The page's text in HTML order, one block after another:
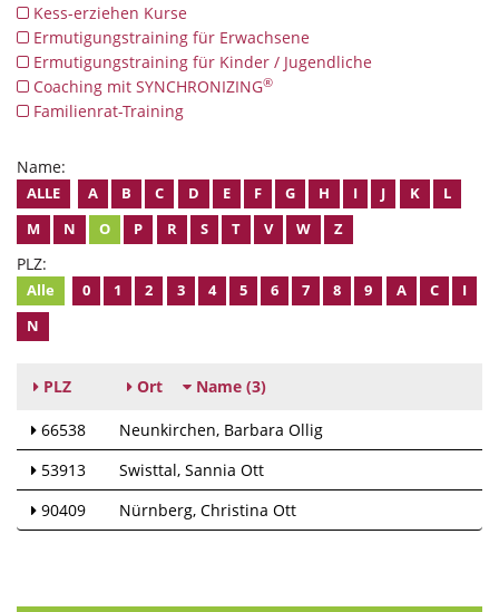
Kess-erziehen Kurse
Ermutigungstraining für Erwachsene
Ermutigungstraining für Kinder / Jugendliche
Coaching mit SYNCHRONIZING®
Familienrat-Training
Name:
ALLE A B C D E F G H I J K
L
M
N O P R S T V W Z
PLZ:
Alle 0 1 2 3 4 5 6 7 8 9 A C
I
N
PLZ Ort Name (3)
66538 Neunkirchen Barbara Ollig
53913
Swisttal Sannia Ott
90409
Nürnberg Christina Ott